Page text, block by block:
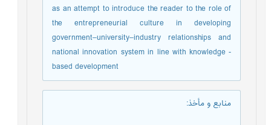
as an attempt to introduce the reader to the role of
the entrepreneurial culture in developing
government–university–industry relationships and
national innovation system in line with knowledge -
based development
منابع و مأخذ: